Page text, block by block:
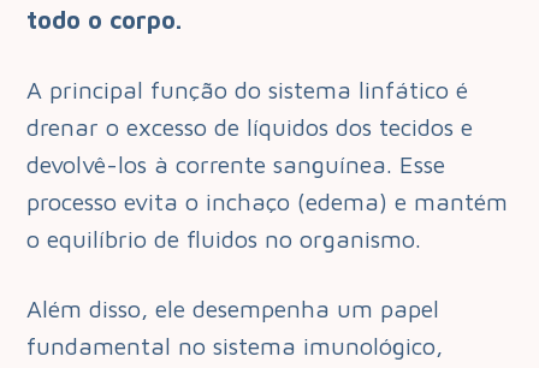
todo o corpo.
A principal função do sistema linfático é
drenar o excesso de líquidos dos tecidos e
devolvê-los à corrente sanguínea. Esse
processo evita o inchaço (edema) e mantém
o equilíbrio de fluidos no organismo.
Além disso, ele desempenha um papel
fundamental no sistema imunológico,